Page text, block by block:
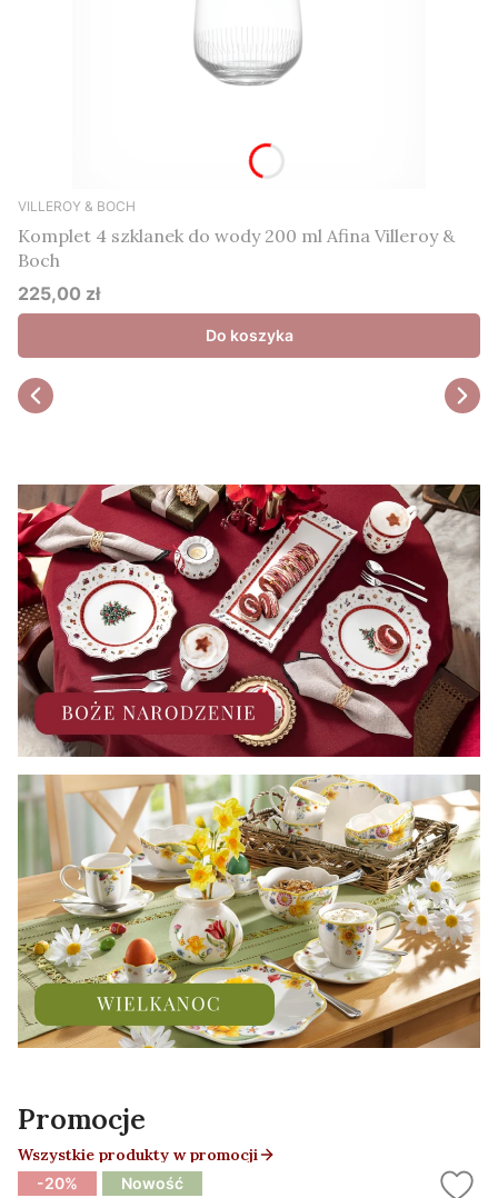
VILLEROY & BOCH
Komplet 4 szklanek do wody 200 ml Afina Villeroy &
Boch
Cena
225,00 zł
Do koszyka
Promocje
Wszystkie produkty w promocji
-20% Nowość